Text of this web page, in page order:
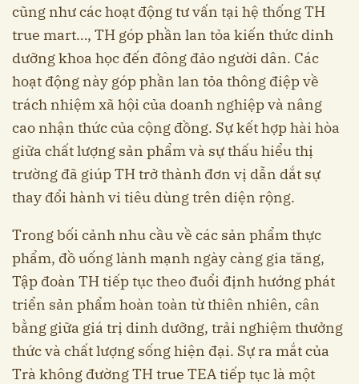
cũng như các hoạt động tư vấn tại hệ thống TH
true mart…, TH góp phần lan tỏa kiến thức dinh
dưỡng khoa học đến đông đảo người dân. Các
hoạt động này góp phần lan tỏa thông điệp về
trách nhiệm xã hội của doanh nghiệp và nâng
cao nhận thức của cộng đồng. Sự kết hợp hài hòa
giữa chất lượng sản phẩm và sự thấu hiểu thị
trường đã giúp TH trở thành đơn vị dẫn dắt sự
thay đổi hành vi tiêu dùng trên diện rộng.
Trong bối cảnh nhu cầu về các sản phẩm thực
phẩm, đồ uống lành mạnh ngày càng gia tăng,
Tập đoàn TH tiếp tục theo đuổi định hướng phát
triển sản phẩm hoàn toàn từ thiên nhiên, cân
bằng giữa giá trị dinh dưỡng, trải nghiệm thưởng
thức và chất lượng sống hiện đại. Sự ra mắt của
Trà không đường TH true TEA tiếp tục là một